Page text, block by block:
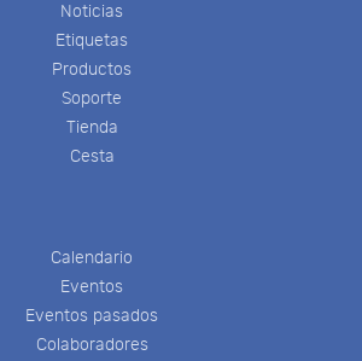
Noticias
Etiquetas
Productos
Soporte
Tienda
Cesta
Calendario
Eventos
Eventos pasados
Colaboradores